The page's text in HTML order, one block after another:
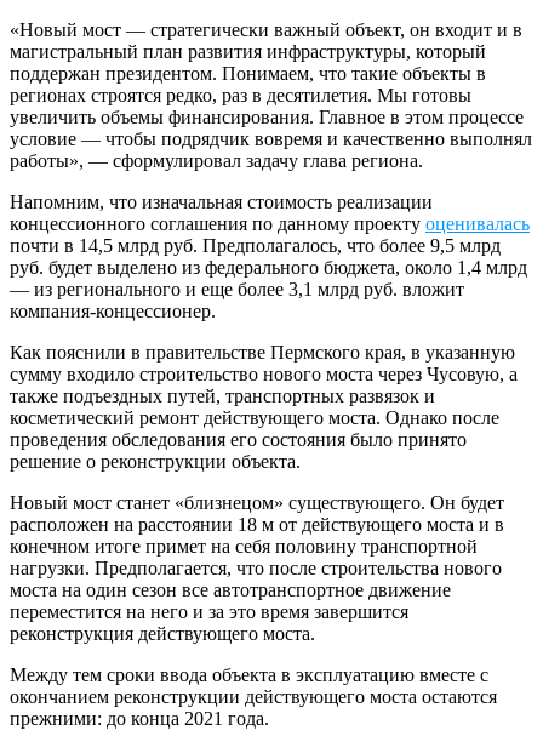
«Новый мост — стратегически важный объект, он входит и в
магистральный план развития инфраструктуры, который
поддержан президентом. Понимаем, что такие объекты в
регионах строятся редко, раз в десятилетия. Мы готовы
увеличить объемы финансирования. Главное в этом процессе
условие — чтобы подрядчик вовремя и качественно выполнял
работы», — сформулировал задачу глава региона.
Напомним, что изначальная стоимость реализации
концессионного соглашения по данному проекту оценивалась
почти в 14,5 млрд руб. Предполагалось, что более 9,5 млрд
руб. будет выделено из федерального бюджета, около 1,4 млрд
— из регионального и еще более 3,1 млрд руб. вложит
компания-концессионер.
Как пояснили в правительстве Пермского края, в указанную
сумму входило строительство нового моста через Чусовую, а
также подъездных путей, транспортных развязок и
косметический ремонт действующего моста. Однако после
проведения обследования его состояния было принято
решение о реконструкции объекта.
Новый мост станет «близнецом» существующего. Он будет
расположен на расстоянии 18 м от действующего моста и в
конечном итоге примет на себя половину транспортной
нагрузки. Предполагается, что после строительства нового
моста на один сезон все автотранспортное движение
переместится на него и за это время завершится
реконструкция действующего моста.
Между тем сроки ввода объекта в эксплуатацию вместе с
окончанием реконструкции действующего моста остаются
прежними: до конца 2021 года.